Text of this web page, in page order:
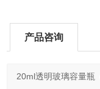
产品咨询